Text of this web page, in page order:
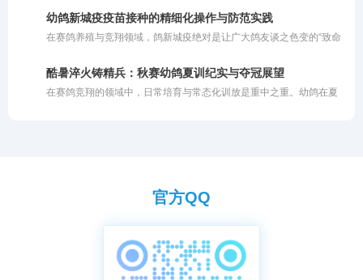
真实潜力相匹配，且与公棚赛道完美对接时，才能在激烈的大赛中脱
颖而出。
幼鸽新城疫疫苗接种的精细化操作与防范实践
在赛鸽养殖与竞翔领域，鸽新城疫绝对是让广大鸽友谈之色变的“致命
爆发往往会造成鸽群大面积死亡，还会严重破坏赛鸽的竞技状态以及
种鸽的繁育能力。因此，做好新城疫的科学防控，是保障鸽群健康与
赛季取胜的重中之重。
酷暑淬火铸精兵：秋赛幼鸽夏训纪实与夺冠展望
在赛鸽竞翔的领域中，日常培育与常态化训放是重中之重。幼鸽在夏
官方QQ